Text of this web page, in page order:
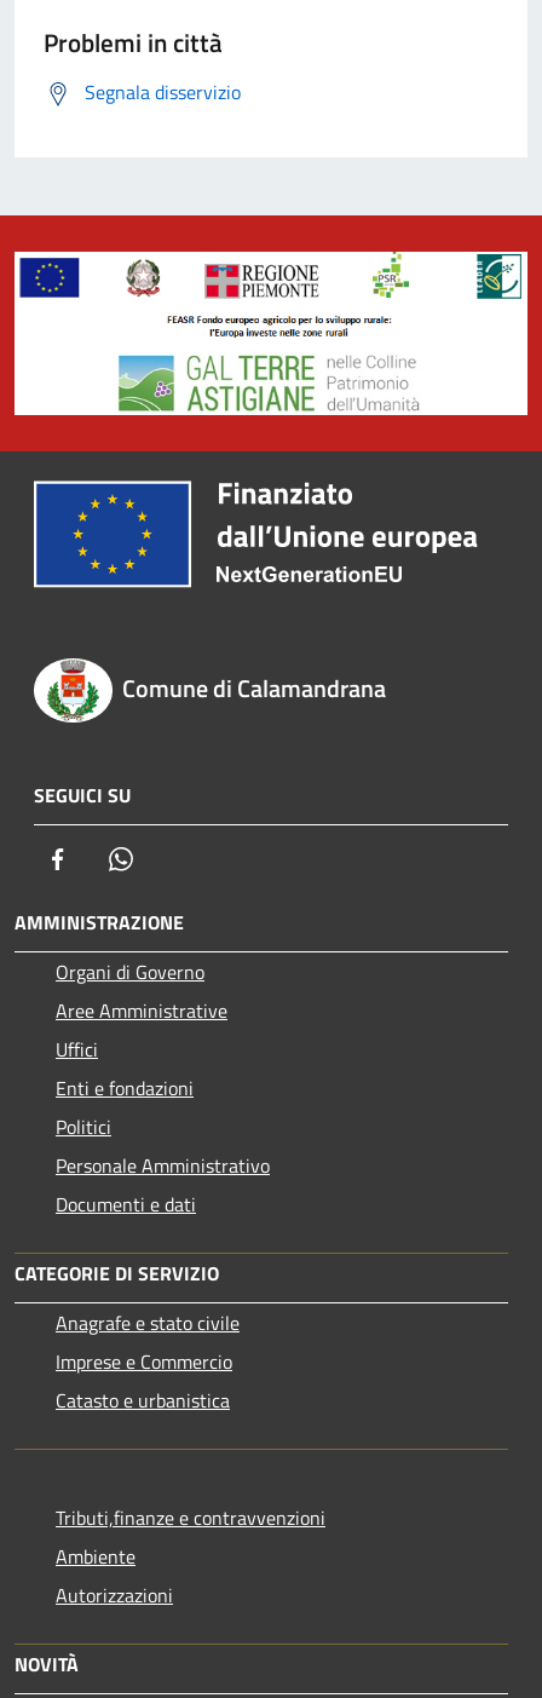
Problemi in città
Segnala disservizio
Comune di Calamandrana
SEGUICI SU
Facebook
AMMINISTRAZIONE
Organi di Governo
Aree Amministrative
Uffici
Enti e fondazioni
Politici
Personale Amministrativo
Documenti e dati
CATEGORIE DI SERVIZIO
Anagrafe e stato civile
Imprese e Commercio
Catasto e urbanistica
Tributi,finanze e contravvenzioni
Ambiente
Autorizzazioni
NOVITÀ